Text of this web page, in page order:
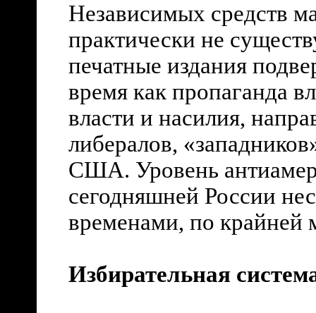
Независимых средств
практически не
печатные издания
время как пропаганда
власти и насилия,
либералов,
США. Уровень
сегодняшней России
временами, по крайней
Избирательная